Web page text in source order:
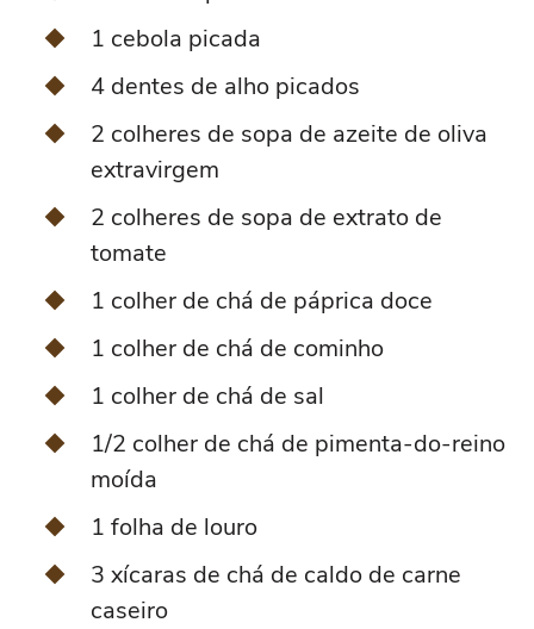
1 cebola picada
4 dentes de alho picados
2 colheres de sopa de azeite de oliva
extravirgem
2 colheres de sopa de extrato de
tomate
1 colher de chá de páprica doce
1 colher de chá de cominho
1 colher de chá de sal
1/2 colher de chá de pimenta-do-reino
moída
1 folha de louro
3 xícaras de chá de caldo de carne
caseiro